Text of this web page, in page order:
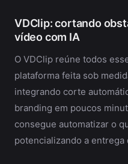
VDClip: cortando
vídeo com IA
O VDClip reúne todos
plataforma feita sob
integrando corte
branding em poucos
consegue automatizar o
potencializando a entrega